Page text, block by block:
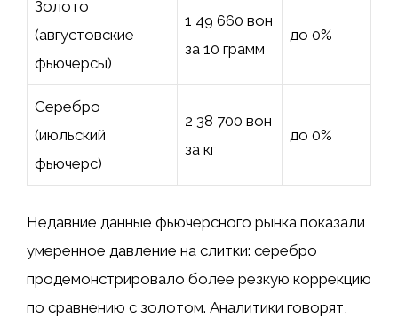
Золото
(августовские
фьючерсы)
1 49 660 вон
за 10 грамм
до 0%
Серебро
(июльский
фьючерс)
2 38 700 вон
за кг
до 0%
Недавние данные фьючерсного рынка показали
умеренное давление на слитки: серебро
продемонстрировало более резкую коррекцию
по сравнению с золотом. Аналитики говорят,